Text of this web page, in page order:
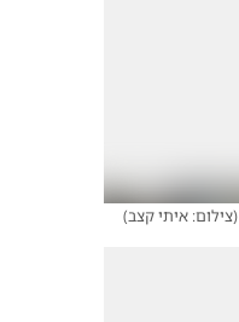
(צילום: איתי קצב)